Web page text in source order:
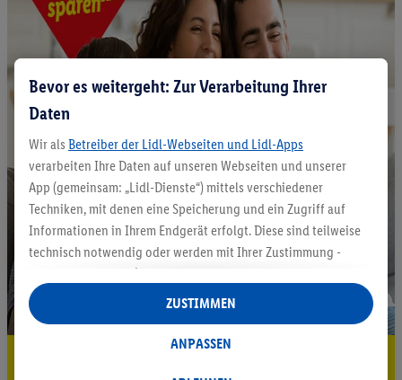
Bevor es weitergeht: Zur Verarbeitung Ihrer
Daten
Wir als Betreiber der Lidl-Webseiten und Lidl-Apps
verarbeiten Ihre Daten auf unseren Webseiten und unserer
App (gemeinsam: „Lidl-Dienste“) mittels verschiedener
Techniken, mit denen eine Speicherung und ein Zugriff auf
Informationen in Ihrem Endgerät erfolgt. Diese sind teilweise
technisch notwendig oder werden mit Ihrer Zustimmung -
auch durch Partner (u.a.
Verantwortliche; im Zusammenhang mit dem IAB TCF
insgesamt
Statistik-Erstellung oder für personalisierte Werbung
ANPASSEN
ZUSTIMMEN